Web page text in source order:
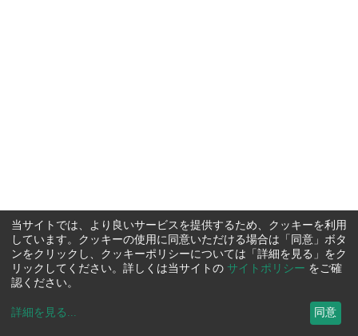
当サイトでは、より良いサービスを提供するため、クッキーを利用
しています。クッキーの使用に同意いただける場合は「同意」ボタ
ンをクリックし、クッキーポリシーについては「詳細を見る」をク
リックしてください。詳しくは当サイトの サイトポリシー をご確
認ください。
詳細を見る ... 同意